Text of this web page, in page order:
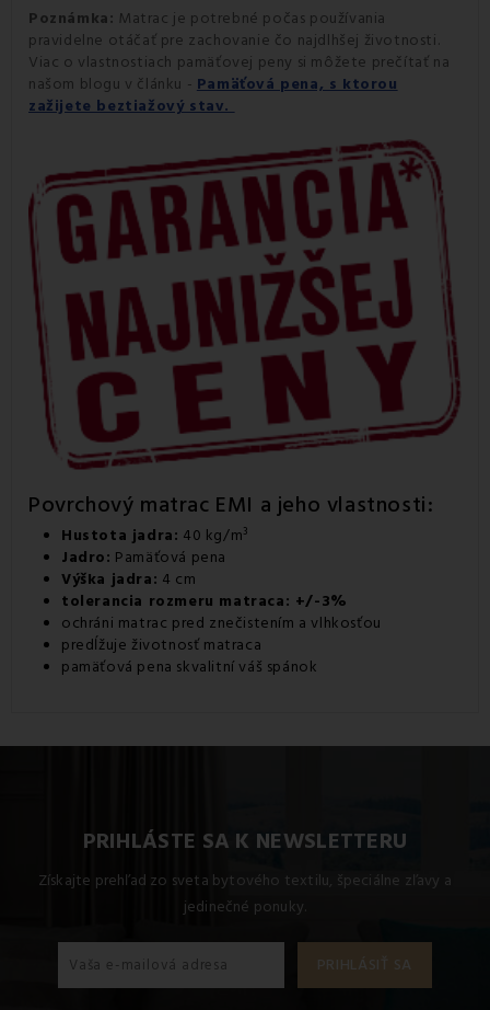
Poznámka: Matrac je potrebné počas používania
pravidelne otáčať pre zachovanie čo najdlhšej životnosti.
Viac o vlastnostiach pamäťovej peny si môžete prečítať na
našom blogu v článku - Pamäťová pena, s ktorou
zažijete beztiažový stav.
Povrchový matrac EMI a jeho vlastnosti:
Hustota jadra: 40 kg/m³
Jadro: Pamäťová pena
Výška jadra: 4 cm
tolerancia rozmeru matraca: +/-3%
ochráni matrac pred znečistením a vlhkosťou
predĺžuje životnosť matraca
pamäťová pena skvalitní váš spánok
PRIHLÁSTE SA K NEWSLETTERU
Získajte prehľad zo sveta bytového textilu, špeciálne zľavy a
jedinečné ponuky.